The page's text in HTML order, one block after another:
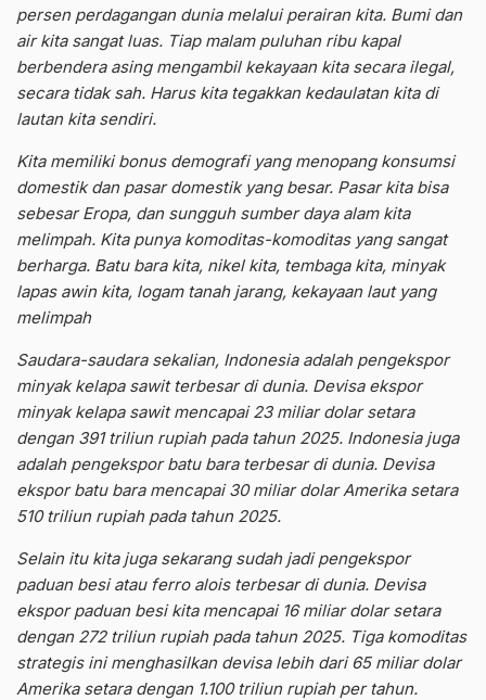
persen perdagangan dunia melalui perairan kita. Bumi dan
air kita sangat luas. Tiap malam puluhan ribu kapal
berbendera asing mengambil kekayaan kita secara ilegal,
secara tidak sah. Harus kita tegakkan kedaulatan kita di
lautan kita sendiri.
Kita memiliki bonus demografi yang menopang konsumsi
domestik dan pasar domestik yang besar. Pasar kita bisa
sebesar Eropa, dan sungguh sumber daya alam kita
melimpah. Kita punya komoditas-komoditas yang sangat
berharga. Batu bara kita, nikel kita, tembaga kita, minyak
lapas awin kita, logam tanah jarang, kekayaan laut yang
melimpah
Saudara-saudara sekalian, Indonesia adalah pengekspor
minyak kelapa sawit terbesar di dunia. Devisa ekspor
minyak kelapa sawit mencapai 23 miliar dolar setara
dengan 391 triliun rupiah pada tahun 2025. Indonesia juga
adalah pengekspor batu bara terbesar di dunia. Devisa
ekspor batu bara mencapai 30 miliar dolar Amerika setara
510 triliun rupiah pada tahun 2025.
Selain itu kita juga sekarang sudah jadi pengekspor
paduan besi atau ferro alois terbesar di dunia. Devisa
ekspor paduan besi kita mencapai 16 miliar dolar setara
dengan 272 triliun rupiah pada tahun 2025. Tiga komoditas
strategis ini menghasilkan devisa lebih dari 65 miliar dolar
Amerika setara dengan 1.100 triliun rupiah per tahun.